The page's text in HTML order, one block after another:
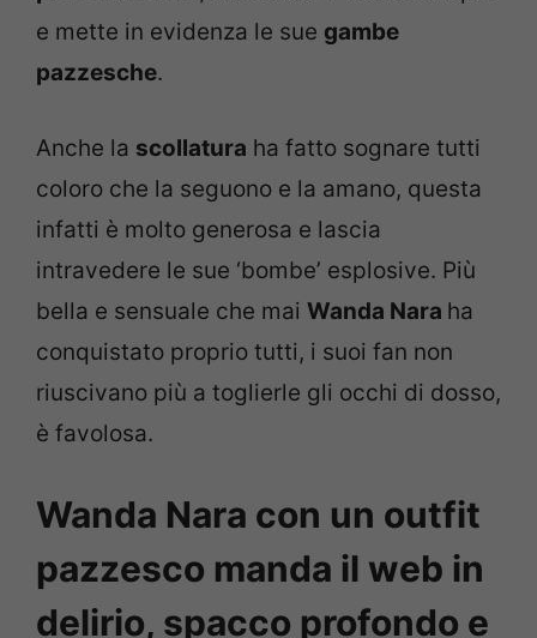
e mette in evidenza le sue gambe
pazzesche.
Anche la scollatura ha fatto sognare tutti
coloro che la seguono e la amano, questa
infatti è molto generosa e lascia
intravedere le sue ‘bombe’ esplosive. Più
bella e sensuale che mai Wanda Nara ha
conquistato proprio tutti, i suoi fan non
riuscivano più a toglierle gli occhi di dosso,
è favolosa.
Wanda Nara con un outfit
pazzesco manda il web in
delirio, spacco profondo e